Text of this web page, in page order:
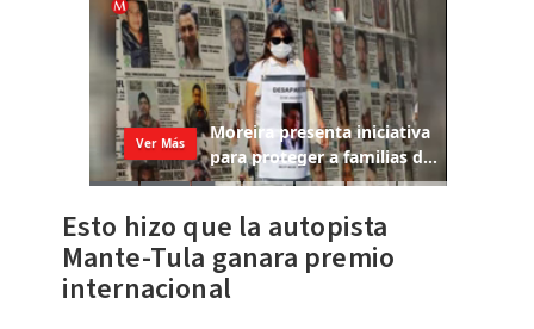
Esto hizo que la autopista
Mante-Tula ganara premio
internacional